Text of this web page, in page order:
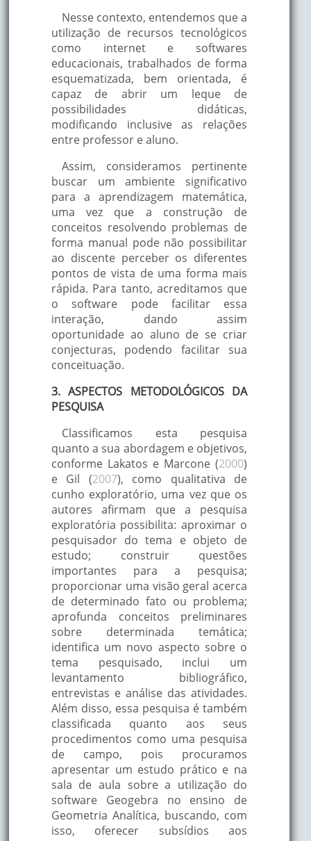
Nesse contexto, entendemos que a
utilização de recursos tecnológicos
como internet e softwares
educacionais, trabalhados de forma
esquematizada, bem orientada, é
capaz de abrir um leque de
possibilidades didáticas,
modificando inclusive as relações
entre professor e aluno.
Assim, consideramos pertinente
buscar um ambiente significativo
para a aprendizagem matemática,
uma vez que a construção de
conceitos resolvendo problemas de
forma manual pode não possibilitar
ao discente perceber os diferentes
pontos de vista de uma forma mais
rápida. Para tanto, acreditamos que
o software pode facilitar essa
interação, dando assim
oportunidade ao aluno de se criar
conjecturas, podendo facilitar sua
conceituação.
3. ASPECTOS METODOLÓGICOS DA
PESQUISA
Classificamos esta pesquisa
quanto a sua abordagem e objetivos,
conforme Lakatos e Marcone (2000)
e Gil (2007), como qualitativa de
cunho exploratório, uma vez que os
autores afirmam que a pesquisa
exploratória possibilita: aproximar o
pesquisador do tema e objeto de
estudo; construir questões
importantes para a pesquisa;
proporcionar uma visão geral acerca
de determinado fato ou problema;
aprofunda conceitos preliminares
sobre determinada temática;
identifica um novo aspecto sobre o
tema pesquisado, inclui um
levantamento bibliográfico,
entrevistas e análise das atividades.
Além disso, essa pesquisa é também
classificada quanto aos seus
procedimentos como uma pesquisa
de campo, pois procuramos
apresentar um estudo prático e na
sala de aula sobre a utilização do
software Geogebra no ensino de
Geometria Analítica, buscando, com
isso, oferecer subsídios aos